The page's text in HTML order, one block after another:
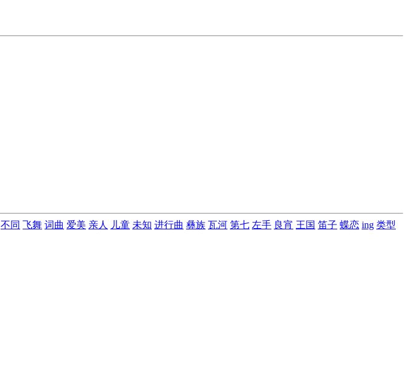
不同 飞舞 词曲 爱美 亲人 儿童 未知 进行曲 彝族 瓦河 第七 左手 良宵 王国 笛子 蝶恋 ing 类型